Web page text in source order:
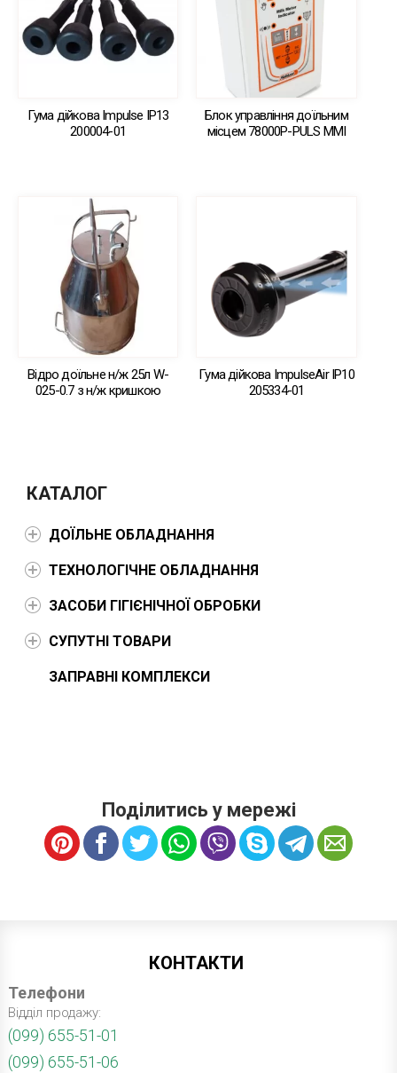
Гума дійкова Impulse IP13
200004-01
Блок управління доїльним
місцем 78000Р-PULS MMI
Відро доїльне н/ж 25л W-
025-0.7 з н/ж кришкою
Гума дійкова ImpulseAir IP10
205334-01
КАТАЛОГ
ДОЇЛЬНЕ ОБЛАДНАННЯ
ТЕХНОЛОГІЧНЕ ОБЛАДНАННЯ
ЗАСОБИ ГІГІЄНІЧНОЇ ОБРОБКИ
СУПУТНІ ТОВАРИ
ЗАПРАВНІ КОМПЛЕКСИ
Поділитись у мережі
КОНТАКТИ
Телефони
Відділ продажу:
(099) 655-51-01
(099) 655-51-06